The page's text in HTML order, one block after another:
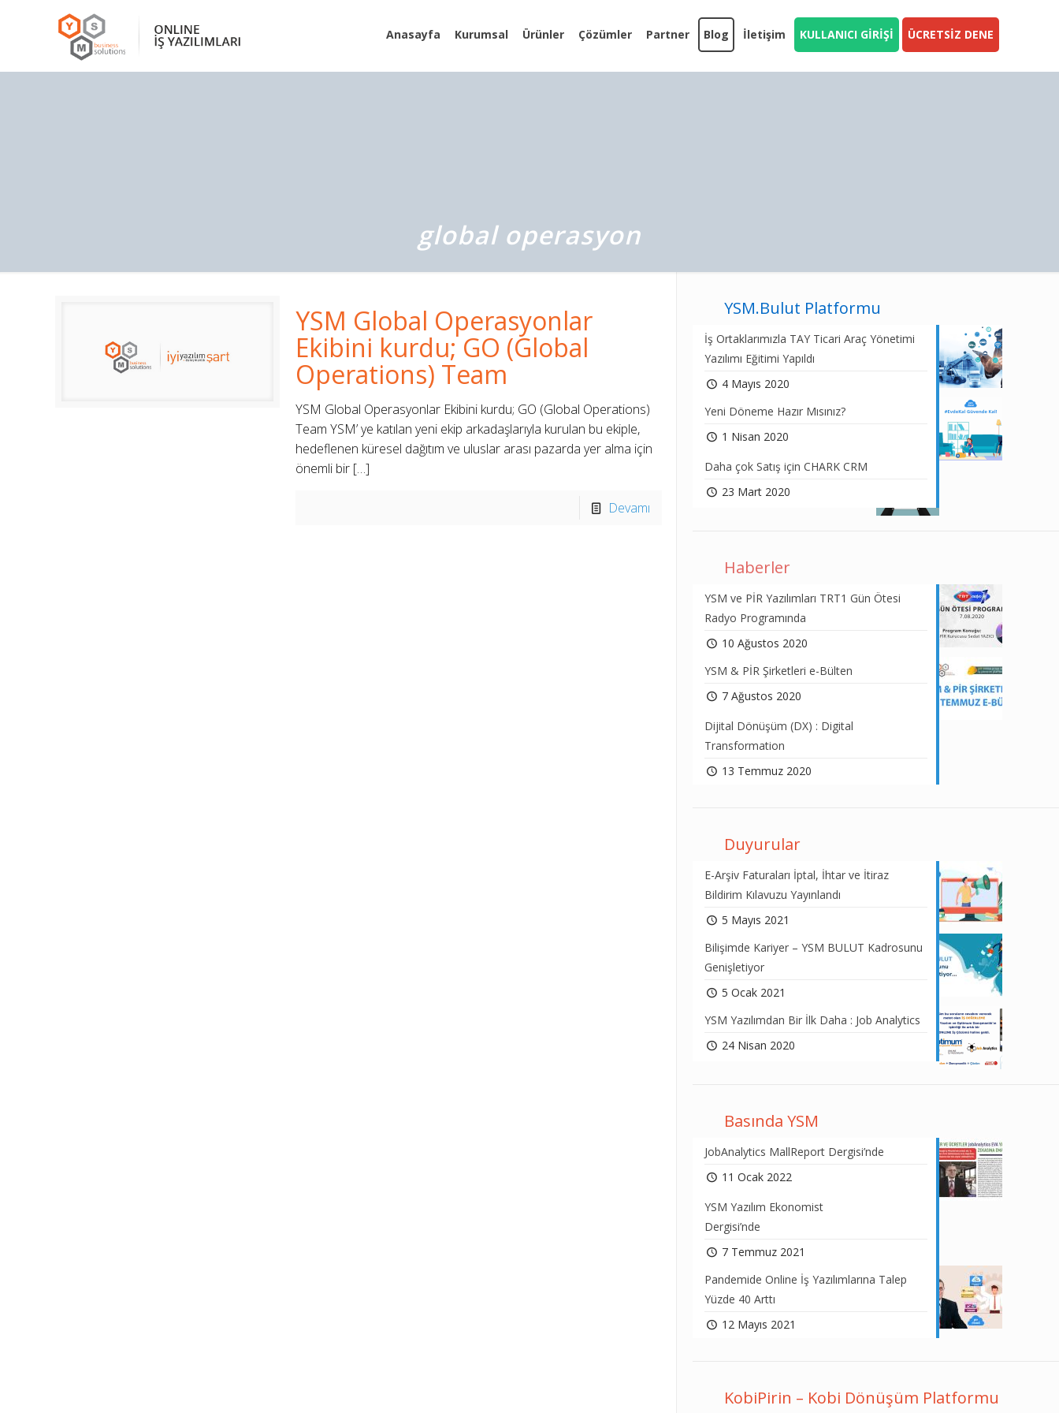
Anasayfa Kurumsal Ürünler Çözümler Partner Blog İletişim KULLANICI GİRİŞİ ÜCRETSİZ DENE
global operasyon
YSM Global Operasyonlar
Ekibini kurdu; GO (Global
Operations) Team
YSM Global Operasyonlar Ekibini kurdu; GO (Global Operations)
Team YSM’ ye katılan yeni ekip arkadaşlarıyla kurulan bu ekiple,
hedeflenen küresel dağıtım ve uluslar arası pazarda yer alma için
önemli bir[…]
Devamı
YSM.Bulut Platformu
İş Ortaklarımızla TAY Ticari Araç Yönetimi
Yazılımı Eğitimi Yapıldı
4 Mayıs 2020
Yeni Döneme Hazır Mısınız?
1 Nisan 2020
Daha çok Satış için CHARK CRM
23 Mart 2020
Haberler
YSM ve PİR Yazılımları TRT1 Gün Ötesi
Radyo Programında
10 Ağustos 2020
YSM & PİR Şirketleri e-Bülten
7 Ağustos 2020
Dijital Dönüşüm (DX) : Digital
Transformation
13 Temmuz 2020
Duyurular
E-Arşiv Faturaları İptal, İhtar ve İtiraz
Bildirim Kılavuzu Yayınlandı
5 Mayıs 2021
Bilişimde Kariyer – YSM BULUT Kadrosunu
Genişletiyor
5 Ocak 2021
YSM Yazılımdan Bir İlk Daha : Job Analytics
24 Nisan 2020
Basında YSM
JobAnalytics MallReport Dergisi’nde
11 Ocak 2022
YSM Yazılım Ekonomist
Dergisi’nde
7 Temmuz 2021
Pandemide Online İş Yazılımlarına Talep
Yüzde 40 Arttı
12 Mayıs 2021
KobiPirin – Kobi Dönüşüm Platformu